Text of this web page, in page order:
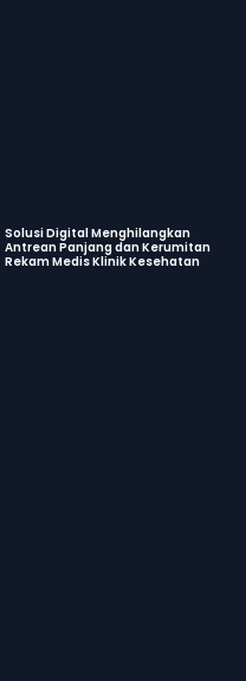
Solusi Digital Menghilangkan
Antrean Panjang dan Kerumitan
Rekam Medis Klinik Kesehatan